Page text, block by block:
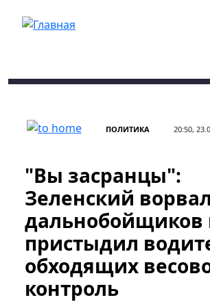
ПОЛИТИКА 20:50,
"Вы засранцы":
Зеленский
дальнобойщиков
пристыдил
обходящих
контроль